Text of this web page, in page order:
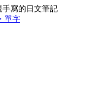
手寫的日文筆記
單字